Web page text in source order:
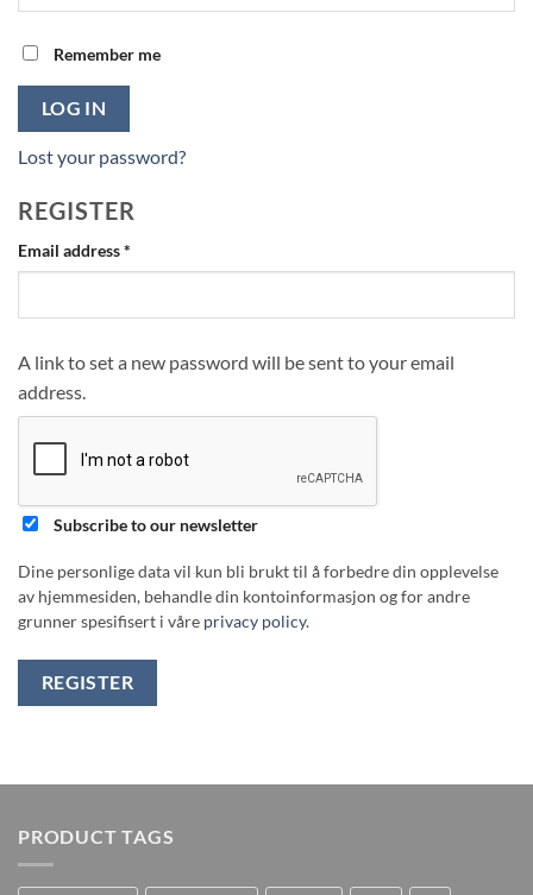
Remember me
LOG IN
Lost your password?
REGISTER
Email address*
A link to set a new password will be sent to your email
address.
Subscribe to our newsletter
Dine personlige data vil kun bli brukt til å forbedre din opplevelse
av hjemmesiden, behandle din kontoinformasjon og for andre
grunner spesifisert i våre privacy policy.
REGISTER
PRODUCT TAGS